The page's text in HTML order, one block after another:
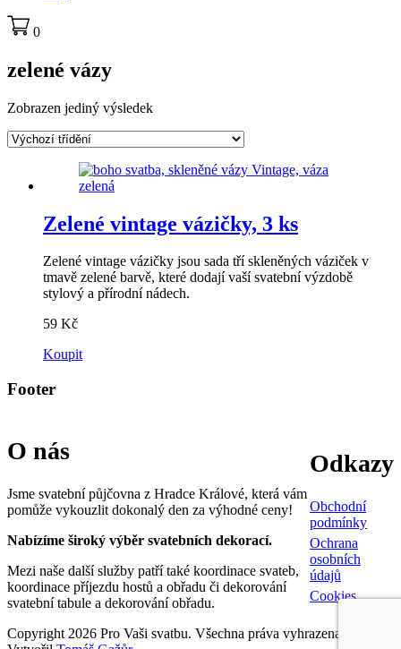
0
zelené vázy
Zobrazen jediný výsledek
Zelené vintage vázičky, 3 ks
Zelené vintage vázičky jsou sada tří skleněných váziček v
tmavě zelené barvě, které dodají vaší svatební výzdobě
stylový a přírodní nádech.
59 Kč
Koupit
Footer
O nás
Jsme svatební půjčovna z Hradce Králové, která vám
pomůže vykouzlit dokonalý den za výhodné ceny!
Nabízíme široký výběr svatebních dekorací.
Mezi naše další služby patří také koordinace svateb,
koordinace příjezdu hostů a obřadu či dekorování
svatební tabule a dekorování obřadu.
Odkazy
Obchodní
podmínky
Ochrana
osobních
údajů
Cookies
Copyright 2026 Pro Vaši svatbu. Všechna práva vyhrazena. |